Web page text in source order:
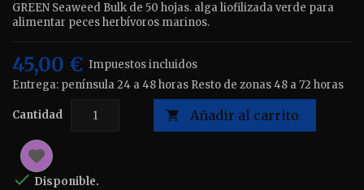
GREEN Seaweed Bulk de 50 hojas. alga liofilizada verde para
alimentar peces herbívoros marinos.
45,00 € Impuestos incluidos
Entrega: península 24 a 48 horas Resto de zonas 48 a 72 horas
Cantidad  Añadir al carrito
 Disponible.